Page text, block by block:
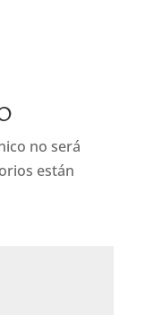
no será
están